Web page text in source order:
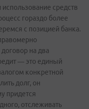
средств
гораздо более
с позицией банка.
на два
— это единый
конкретной
долг, он
придется
отслеживать